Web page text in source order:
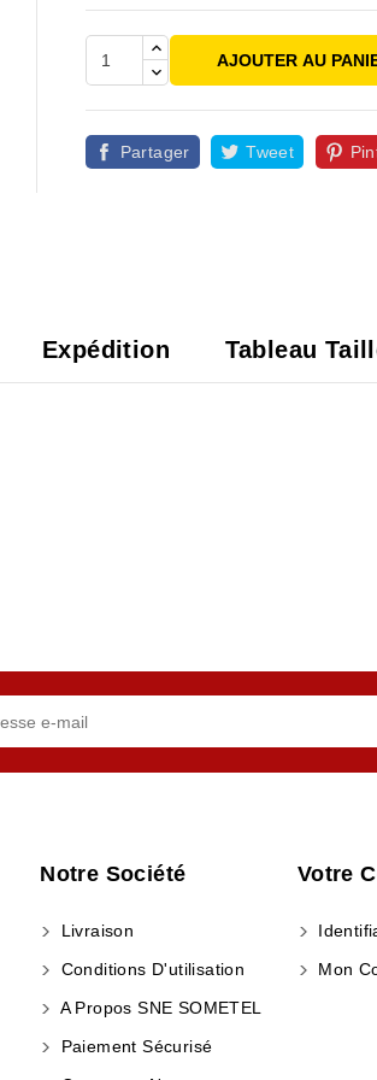
AJOUTER AU
Partager Tweet
Expédition Tableau
Notre Société
Livraison
Conditions D'utilisation
A Propos SNE SOMETEL
Paiement Sécurisé
Votre
Mon